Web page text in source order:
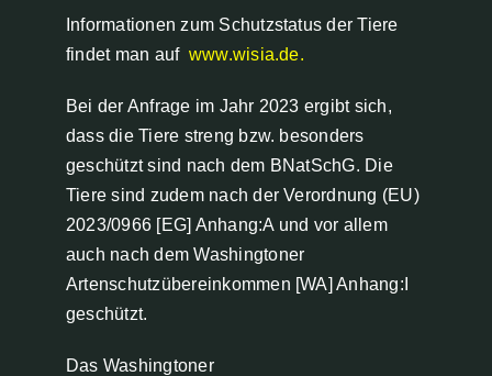
Informationen zum Schutzstatus der Tiere
findet man auf www.wisia.de.
Bei der Anfrage im Jahr 2023 ergibt sich,
dass die Tiere streng bzw. besonders
geschützt sind nach dem BNatSchG. Die
Tiere sind zudem nach der Verordnung (EU)
2023/0966 [EG] Anhang:A und vor allem
auch nach dem Washingtoner
Artenschutzübereinkommen [WA] Anhang:I
geschützt.
Das Washingtoner